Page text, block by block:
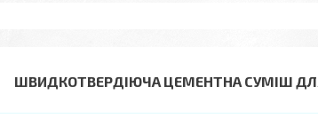
ШВИДКОТВЕРДІЮЧА ЦЕМЕНТНА СУМІШ ДЛЯ